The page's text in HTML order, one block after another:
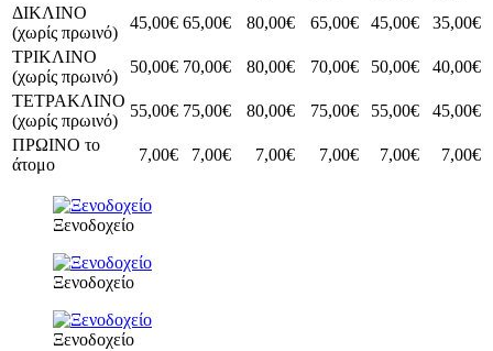
ΔΙΚΛΙΝΟ
(χωρίς πρωινό)
45,00€ 65,00€ 80,00€ 65,00€ 45,00€
35,00€
ΤΡΙΚΛΙΝΟ
(χωρίς πρωινό)
50,00€ 70,00€ 80,00€ 70,00€ 50,00€
40,00€
ΤΕΤΡΑΚΛΙΝΟ
(χωρίς πρωινό)
55,00€ 75,00€ 80,00€ 75,00€ 55,00€
45,00€
ΠΡΩΙΝΟ το
άτομο
7,00€ 7,00€ 7,00€ 7,00€ 7,00€ 7,00€
Ξενοδοχείο
Ξενοδοχείο
Ξενοδοχείο